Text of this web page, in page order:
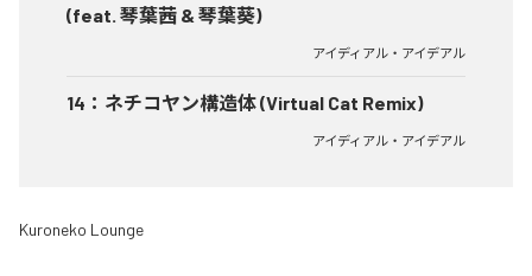
(feat. 琴葉茜 & 琴葉葵)
アイディアル・アイデアル
14 ： ネチコヤン構造体 (Virtual Cat Remix)
アイディアル・アイデアル
Kuroneko Lounge